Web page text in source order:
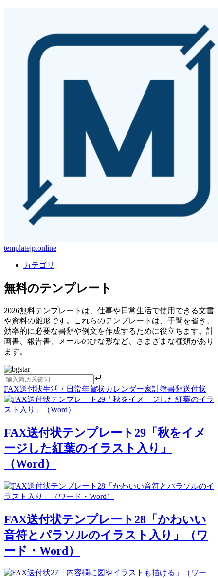
templatejp.online
カテゴリ
無料のテンプレート
2026無料テンプレートは、仕事や日常生活で使用できる文書
や資料の雛形です。これらのテンプレートは、手間を省き、
効率的に必要な書類や例文を作成するために役立ちます。計
画書、報告書、メールのひな形など、さまざまな種類があり
ます。
FAX送付状生活・日常年賀状カレンダー家計簿書類送付状
FAX送付状テンプレート29「秋をイメ
ージした紅葉のイラスト入り」
（Word）
FAX送付状テンプレート28「かわいい
音符とパラソルのイラスト入り」（ワ
ード・Word）